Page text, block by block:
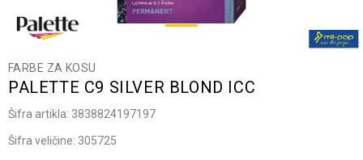
FARBE ZA KOSU
PALETTE C9 SILVER BLOND ICC
Šifra artikla: 3838824197197
Šifra veličine: 305725